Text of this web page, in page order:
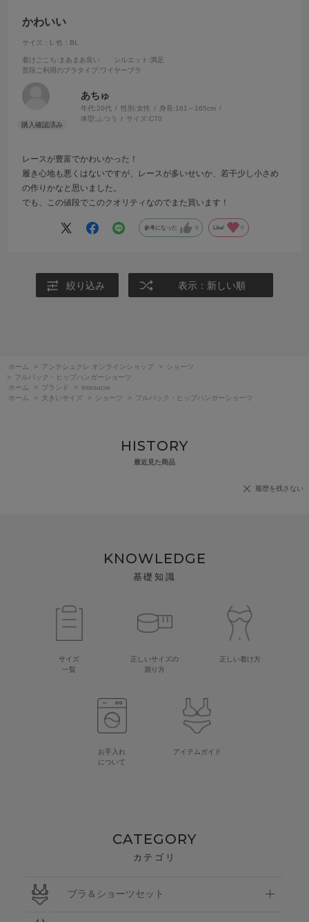
かわいい
サイズ：L 色：BL
着けごこち:まあまあ良い シルエット :満足
普段ご利用のブラタイプ :ワイヤーブラ
あちゅ
年代:20代 性別:女性 身長:161～165cm
体型:ふつう サイズ:C70
レースが豊富でかわいかった！
履き心地も悪くはないですが、レースが多いせいか、若干少し小さめ
の作りかなと思いました。
でも、この値段でこのクオリティなのでまた買います！
参考になった 0 Like! 0
絞り込み 表示：新しい順
ホーム > アンテシュクレ オンラインショップ >
ショーツ
>
フルバック・ヒップハンガーショーツ
ホーム
> ブランド >
intesucre
ホーム
> 大きいサイズ > ショーツ > フルバック・ヒップハンガーショーツ
HISTORY
最近見た商品
履歴を残さない
KNOWLEDGE
基礎知識
サイズ
一覧
正しいサイズの
測り方
正しい着け方
お手入れ
について
アイテムガイド
CATEGORY
カテゴリ
ブラ＆ショーツセット